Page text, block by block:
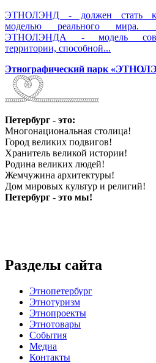
ЭТНОЛЭНД - должен стать
моделью реального мира.
ЭТНОЛЭНДА - модель
территории, способной...
Этнографический парк
Петербург - это:
Многонациональная столица!
Город великих подвигов!
Хранитель великой истории!
Родина великих людей!
Жемчужина архитектуры!
Дом мировых культур и религий!
Петербург - это мы!
Разделы сайта
Этнопетербург
Этнотуризм
Этнопроекты
Этнотовары
События
Медиа
Контакты